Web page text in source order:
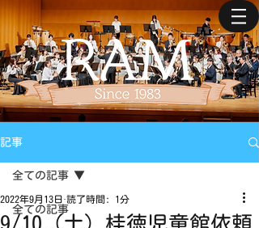
記事
全ての記事
全ての記事
9/10（土）桂徳児童館依頼
2022年9月13日 読了時間: 1分